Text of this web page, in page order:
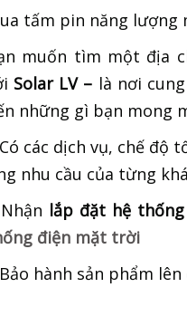
tấm pin năng
muốn tìm một địa
Solar LV – là nơi
những gì bạn mong
các dịch vụ, chế
nhu cầu của từng
lắp đặt hệ
điện mặt trời
hành sản phẩm lên